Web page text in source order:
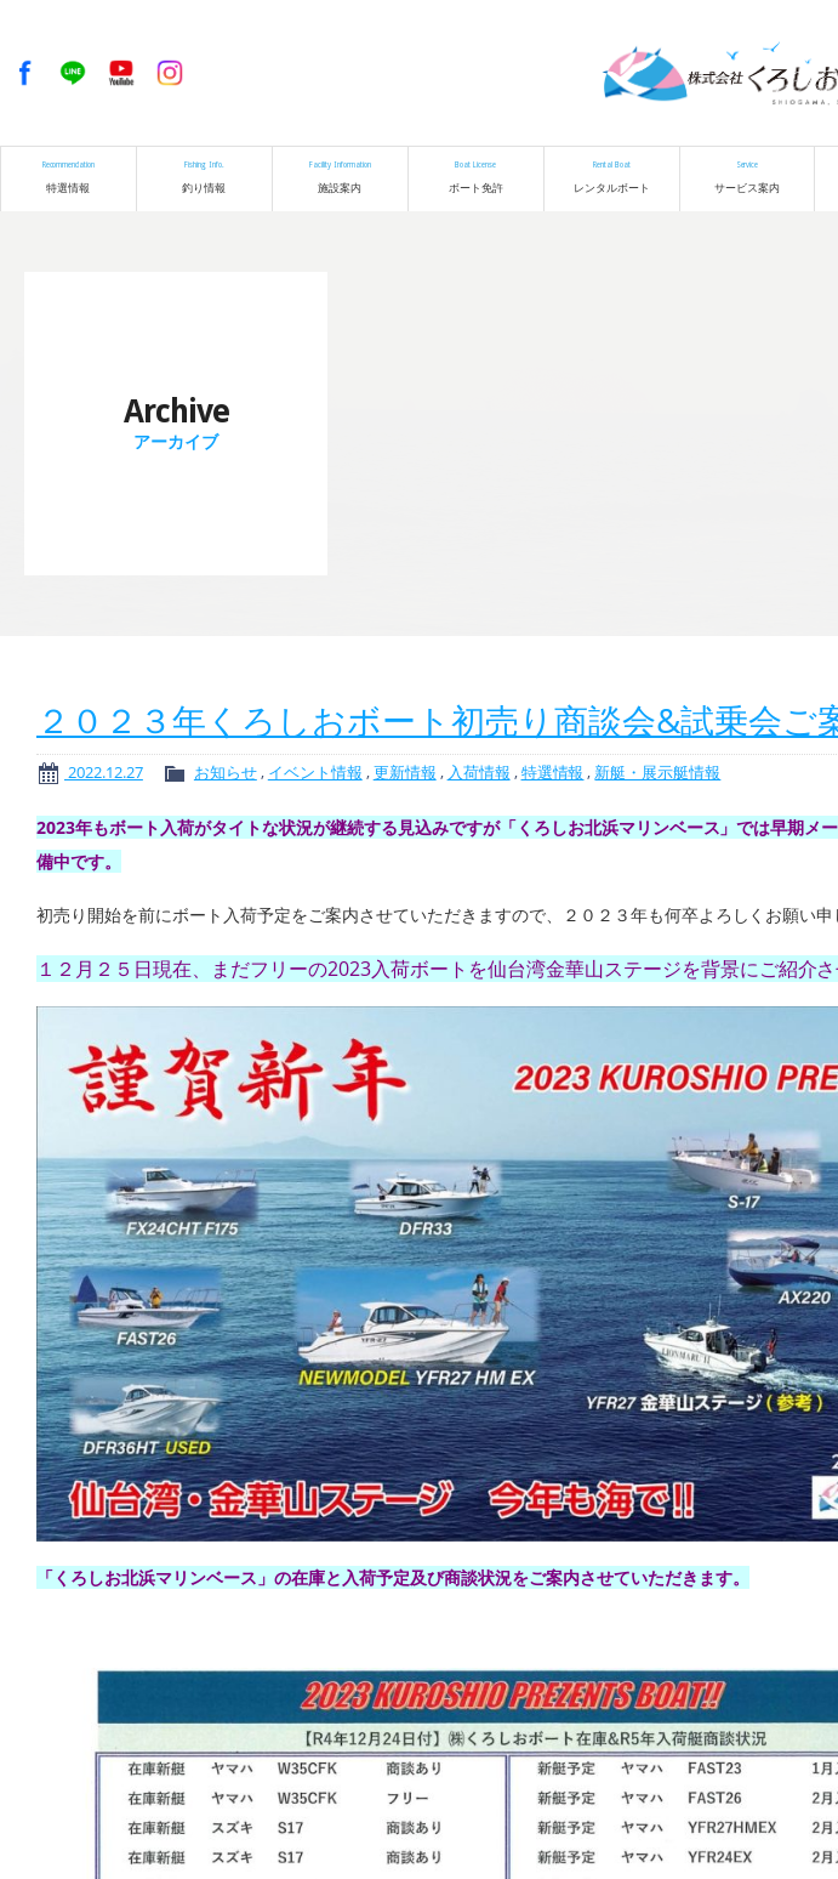
Recommendation
特選情報
Fishing Info.
釣り情報
Facility Information
施設案内
Boat License
ボート免許
Rental Boat
レンタルボート
Service
サービス案内
Archive
アーカイブ
２０２３年くろしおボート初売り商談会&試乗会ご
2022.12.27 お知らせ, イベント情報 ,更新情報 , 入荷情報 ,特選情報 , 新艇・展示艇情報
2023年もボート入荷がタイトな状況が継続する見込みですが「くろしお北浜マリンベース」では早期メ
備中です。
初売り開始を前にボート入荷予定をご案内させていただきますので、２０２３年も何卒よろしくお願い申
１２月２５日現在、まだフリーの2023入荷ボートを仙台湾金華山ステージを背景にご紹介さ
「くろしお北浜マリンベース」の在庫と入荷予定及び商談状況をご案内させていただきます。